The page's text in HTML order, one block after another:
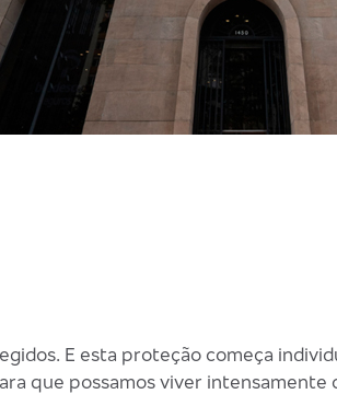
E esta proteção começa
que possamos viver intensamente